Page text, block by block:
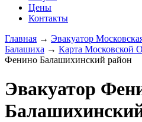
Цены
Контакты
Главная → Эвакуатор
Балашиха → Карта Московской
Фенино Балашихинский район
Эвакуатор